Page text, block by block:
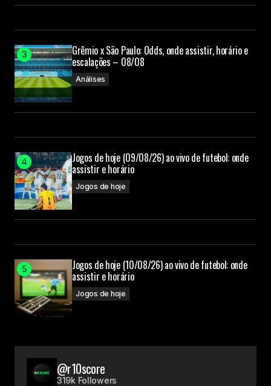
Grêmio x São Paulo: Odds, onde assistir, horário e
escalações – 08/08
Análises
Jogos de hoje (09/08/26) ao vivo de futebol: onde
assistir e horário
Jogos de hoje
Jogos de hoje (10/08/26) ao vivo de futebol: onde
assistir e horário
Jogos de hoje
@r10score
319k Followers